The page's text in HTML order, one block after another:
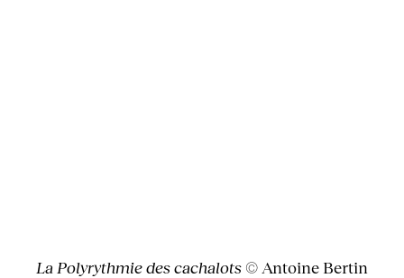
La Polyrythmie des cachalots © Antoine Bertin